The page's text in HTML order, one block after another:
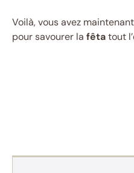
Voilà, vous avez
pour savourer la fêtatout